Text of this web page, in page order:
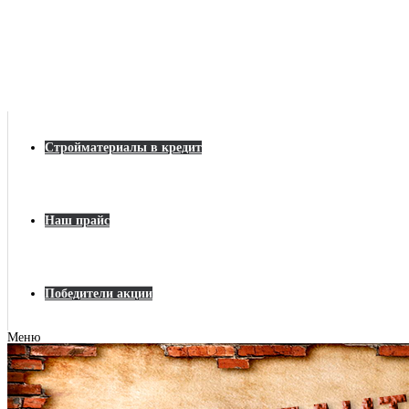
Стройматериалы в кредит
Наш прайс
Победители акции
Меню
Главная
Строительные материалы